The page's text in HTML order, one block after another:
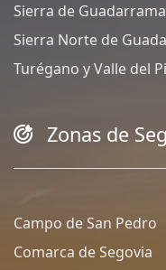
Sierra de Guadarrama
Sierra Norte de
Turégano y Valle del
Zonas de
Campo de San Pedro
Comarca de Segovia